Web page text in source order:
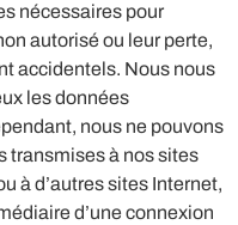
nécessaires pour
autorisé ou leur perte,
accidentels. Nous nous
les données
nous ne pouvons
transmises à nos sites
à d’autres sites Internet,
d’une connexion